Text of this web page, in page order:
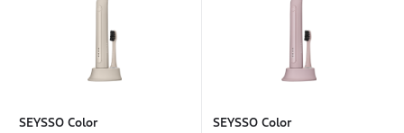
SEYSSO Color SEYSSO Color